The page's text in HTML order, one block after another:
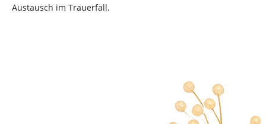
Austausch im Trauerfall.